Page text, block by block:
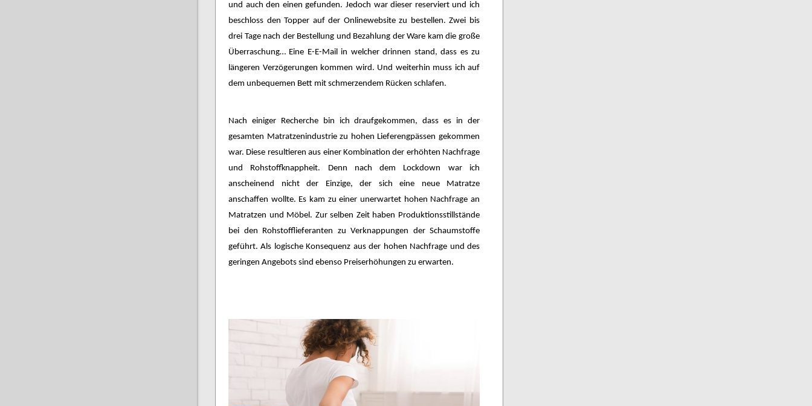
und auch den einen gefunden. Jedoch war dieser reserviert und ich
beschloss den Topper auf der Onlinewebsite zu bestellen. Zwei bis
drei Tage nach der Bestellung und Bezahlung der Ware kam die große
Überraschung… Eine E-E-Mail in welcher drinnen stand, dass es zu
längeren Verzögerungen kommen wird. Und weiterhin muss ich auf
dem unbequemen Bett mit schmerzendem Rücken schlafen.
Nach einiger Recherche bin ich draufgekommen, dass es in der
gesamten Matratzenindustrie zu hohen Lieferengpässen gekommen
war. Diese resultieren aus einer Kombination der erhöhten Nachfrage
und Rohstoffknappheit. Denn nach dem Lockdown war ich
anscheinend nicht der Einzige, der sich eine neue Matratze
anschaffen wollte. Es kam zu einer unerwartet hohen Nachfrage an
Matratzen und Möbel. Zur selben Zeit haben Produktionsstillstände
bei den Rohstofflieferanten zu Verknappungen der Schaumstoffe
geführt. Als logische Konsequenz aus der hohen Nachfrage und des
geringen Angebots sind ebenso Preiserhöhungen zu erwarten.